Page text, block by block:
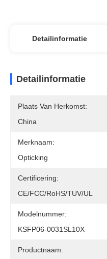
Detailinformatie
Detailinformatie
Plaats Van Herkomst:
China
Merknaam:
Opticking
Certificering:
CE/FCC/RoHS/TUV/UL
Modelnummer:
KSFP06-0031SL10X
Productnaam: